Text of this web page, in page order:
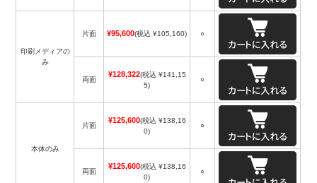
印刷メディアの
み
片面 ¥95,600(税込 ¥105,160) ○
両面
¥128,322(税込 ¥141,15
5)
○
本体のみ
片面
¥125,600(税込 ¥138,16
0)
○
両面
¥125,600(税込 ¥138,16
0)
○